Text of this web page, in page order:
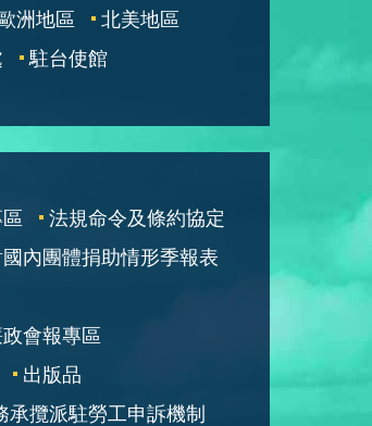
歐洲地區
北美地區
駐台使館
法規命令及條約協定
內團體捐助情形季報表
政會報專區
出版品
承攬派駐勞工申訴機制